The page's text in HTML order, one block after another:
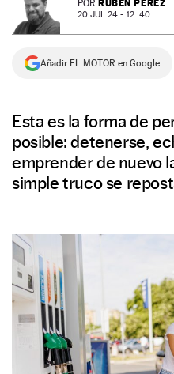
NEWSLETTER
SÍGUENOS
POR RUBÉN PÉREZ
20 JUL 24 - 12: 40
Añadir EL MOTOR en Google
Esta es la forma de
posible: detenerse,
emprender de nuevo
simple truco se